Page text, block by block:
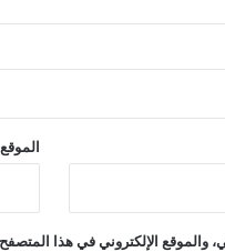
والموقع الإلكتروني في هذا